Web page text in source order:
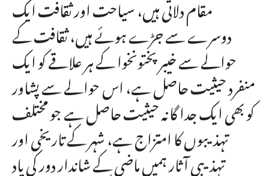
دوسرے سے جڑے ہوئے ہیں، ثقافت کے
حوالے سے خیبرپختونخوا کے ہر علاقے کو ایک
منفرد حیثیت حاصل ہے، اس حوالے سے پشاور
کو بھی ایک جدا گانہ حیثیت حاصل ہے جو مختلف
تہذیبوں کا امتزاج ہے، شہر کے تاریخی اور
تہذیبی آثار ہمیں ماضی کے شاندار دور کی یاد